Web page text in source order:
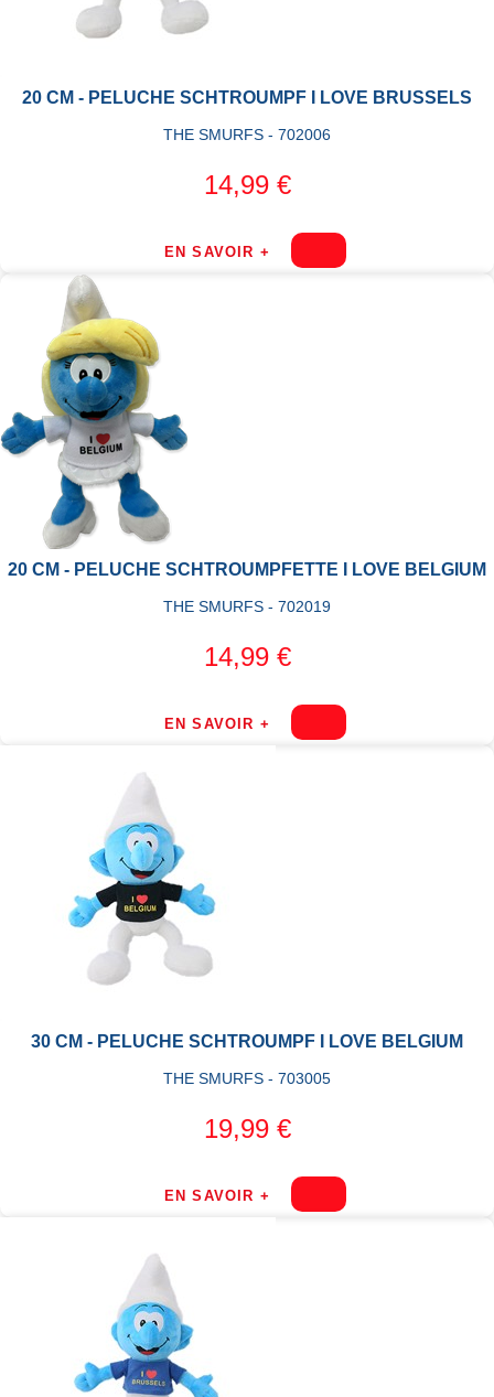
20 CM - PELUCHE SCHTROUMPF I LOVE BRUSSELS
THE SMURFS - 702006
14,99 €
EN SAVOIR +
20 CM - PELUCHE SCHTROUMPFETTE I LOVE BELGIUM
THE SMURFS - 702019
14,99 €
EN SAVOIR +
30 CM - PELUCHE SCHTROUMPF I LOVE BELGIUM
THE SMURFS - 703005
19,99 €
EN SAVOIR +